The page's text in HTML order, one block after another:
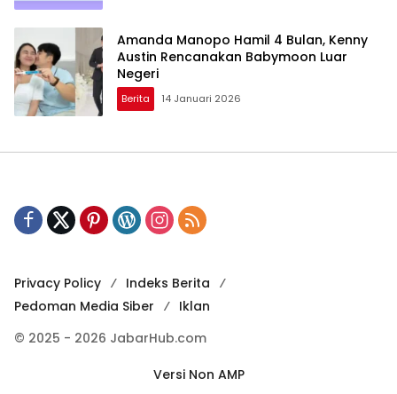
Amanda Manopo Hamil 4 Bulan, Kenny
Austin Rencanakan Babymoon Luar
Negeri
Berita 14 Januari 2026
Privacy Policy
Indeks Berita
Pedoman Media Siber
Iklan
© 2025 - 2026 JabarHub.com
Versi Non AMP